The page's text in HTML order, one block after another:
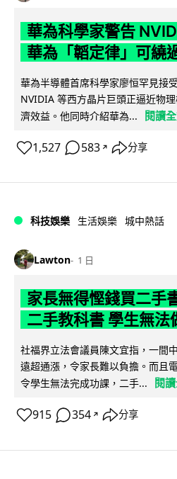
華為科學家警告
華為「韜定律」可繞
華為半導體首席科學家廖恒罕見接
NVIDIA 等西方晶片巨頭正逼近物
濟效益。他同時介紹華為...
閱讀
1,527 583 ↗ 分享
科技娛樂 生活娛樂 城中熱話
Lawton 1 日
家長無得慳錢買二手
二手教科書 學生無法
社福界立法會議員陳文宜指，一間
遠超通漲，令家長難以負擔。而且
令學生無法完成功課，二手...
閱
915 354 ↗ 分享